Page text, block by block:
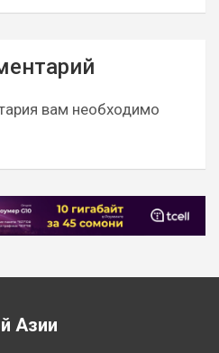
вам необходимо
Азии